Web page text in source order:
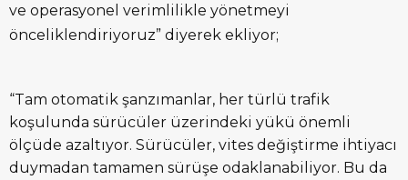
ve operasyonel verimlilikle yönetmeyi
önceliklendiriyoruz” diyerek ekliyor;
“Tam otomatik şanzımanlar, her türlü trafik
koşulunda sürücüler üzerindeki yükü önemli
ölçüde azaltıyor. Sürücüler, vites değiştirme ihtiyacı
duymadan tamamen sürüşe odaklanabiliyor. Bu da